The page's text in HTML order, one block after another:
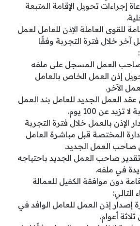
إجراءات تحويل الإقامة المتبعة
للقوى العاملة الإذن للعامل لعمل
خلال فترة التجربة وفقًا
العمل المسجل على ملفه
إذن العمل الخاص بالعامل
الآخر.
العمل الجديد للعامل بند العمل
تزيد عن 100 يوم.
الإذن بالعمل خلال فترة التجربة
المختصة قبل مباشرة العامل
صاحب العمل الجديد.
صاحب العمل الجديد باحتياجه
في ملفه.
دون موافقة الكفيل للعمالة
التالي:
إصدار إذن العمل للعامل الوافد في
أعوام.